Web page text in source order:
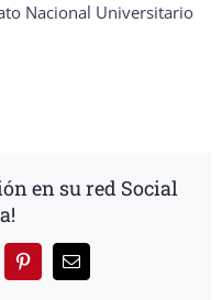
Nacional Universitario
en su red Social
PinterestCorreo